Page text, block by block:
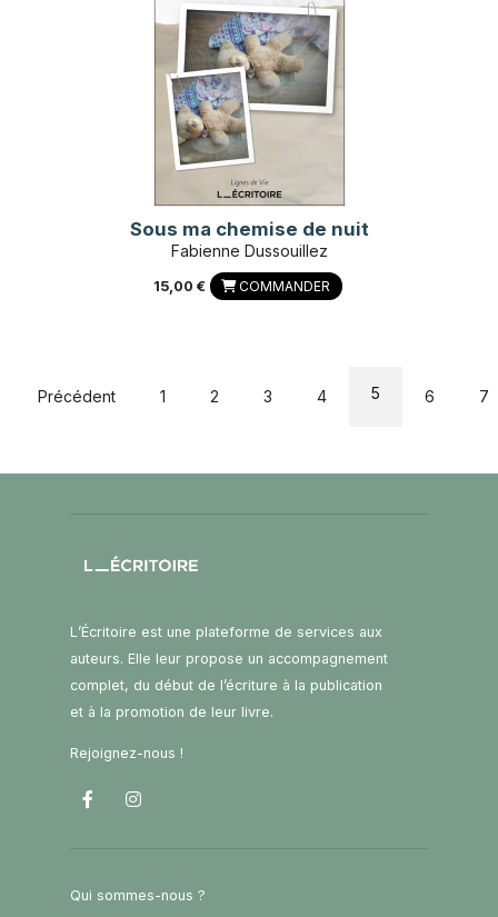
Sous ma chemise de nuit
Fabienne Dussouillez
15,00 € COMMANDER
Précédent 1 2 3 4 5 6 7
L’Écritoire est une plateforme de services aux
auteurs. Elle leur propose un accompagnement
complet, du début de l’écriture à la publication
et à la promotion de leur livre.
Rejoignez-nous !
Qui sommes-nous ?